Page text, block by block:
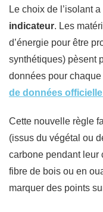
Le choix de l’isolant
indicateur. Les
d’énergie pour être
synthétiques) pèsent
données pour
de données officielle
Cette nouvelle règle
(issus du végétal ou
carbone pendant leur
fibre de bois ou en
marquer des points